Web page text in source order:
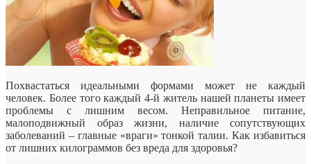
Похвастаться идеальными формами может не каждый
человек. Более того каждый 4-й житель нашей планеты имеет
проблемы с лишним весом. Неправильное питание,
малоподвижный образ жизни, наличие сопутствующих
заболеваний – главные «враги» тонкой талии. Как избавиться
от лишних килограммов без вреда для здоровья?